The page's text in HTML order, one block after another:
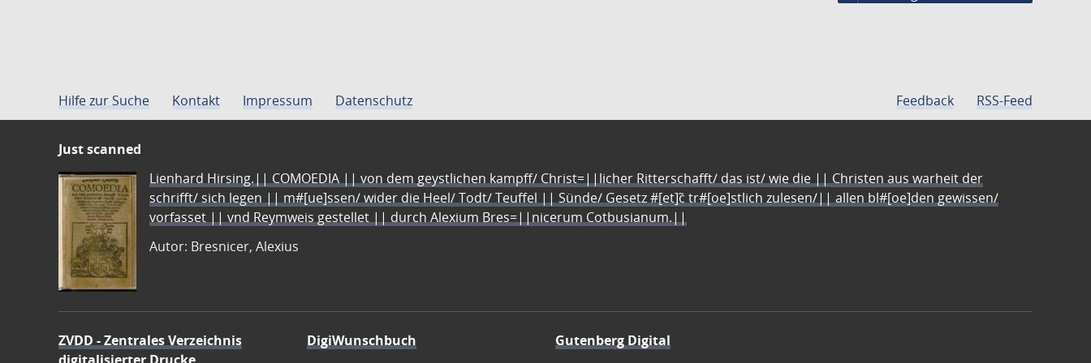
Hilfe zur Suche Kontakt Impressum Datenschutz Feedback RSS-Feed
Just scanned
Lienhard Hirsing.|| COMOEDIA || von dem geystlichen kampff/ Christ=||licher Ritterschafft/ das ist/ wie die || Christen aus warheit der
schrifft/ sich legen || m#[ue]ssen/ wider die Heel/ Todt/ Teuffel || Sünde/ Gesetz #[et]c̃ tr#[oe]stlich zulesen/|| allen bl#[oe]den gewissen/
vorfasset || vnd Reymweis gestellet || durch Alexium Bres=||nicerum Cotbusianum.||
Autor: Bresnicer, Alexius
ZVDD - Zentrales Verzeichnis
DigiWunschbuch
Gutenberg Digital